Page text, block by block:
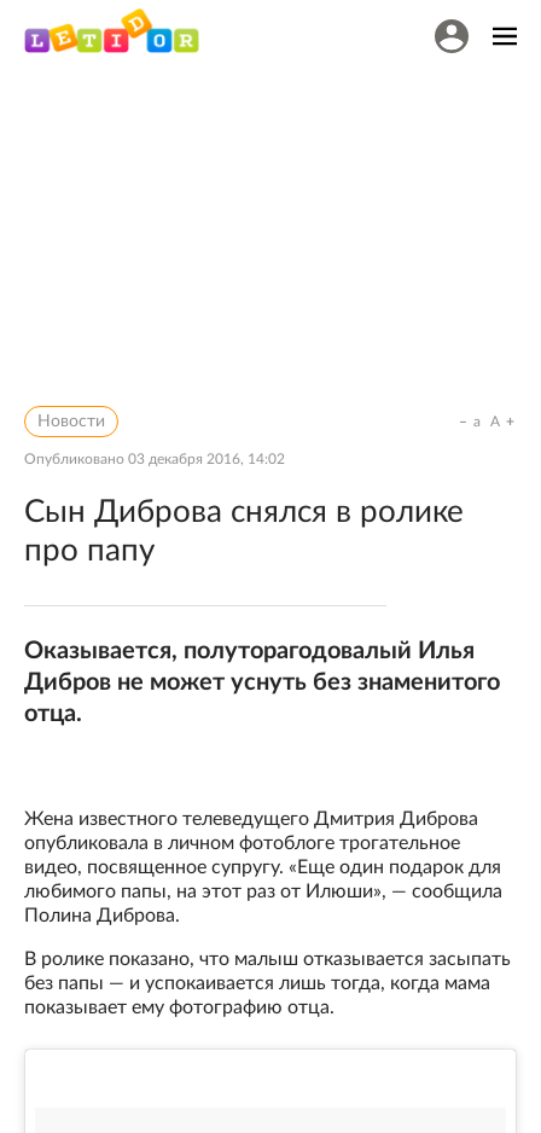
Новости
Опубликовано 03 декабря 2016, 14:02
a A
Сын Диброва снялся в ролике
про папу
Оказывается, полуторагодовалый Илья
Дибров не может уснуть без знаменитого
отца.
Жена известного телеведущего Дмитрия Диброва
опубликовала в личном фотоблоге трогательное
видео, посвященное супругу. «Еще один подарок для
любимого папы, на этот раз от Илюши», — сообщила
Полина Диброва.
В ролике показано, что малыш отказывается засыпать
без папы — и успокаивается лишь тогда, когда мама
показывает ему фотографию отца.